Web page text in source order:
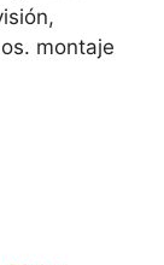
montaje